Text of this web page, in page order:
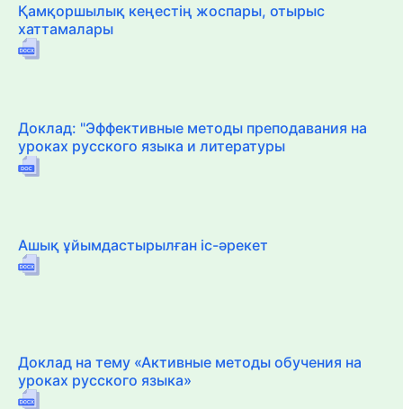
Қамқоршылық кеңестің жоспары, отырыс
хаттамалары
Доклад: "Эффективные методы преподавания на
уроках русского языка и литературы
Ашық ұйымдастырылған іс-әрекет
Доклад на тему «Активные методы обучения на
уроках русского языка»